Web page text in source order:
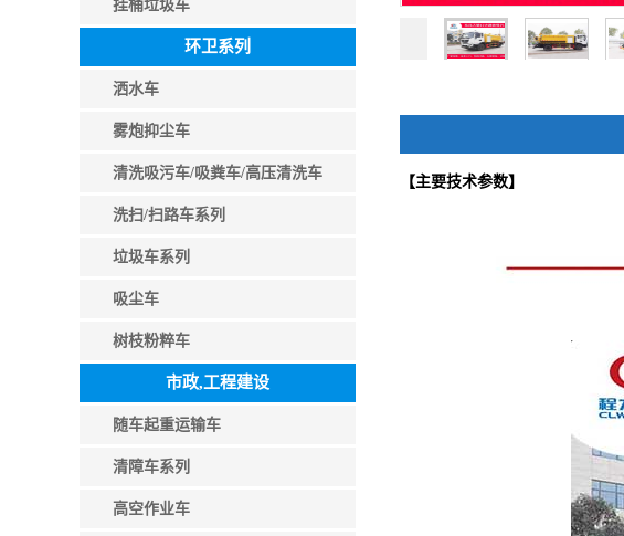
挂桶垃圾车
环卫系列
洒水车
雾炮抑尘车
清洗吸污车/吸粪车/高压清洗车
洗扫/扫路车系列
垃圾车系列
吸尘车
树枝粉粹车
市政,工程建设
随车起重运输车
清障车系列
高空作业车
【主要技术参数】